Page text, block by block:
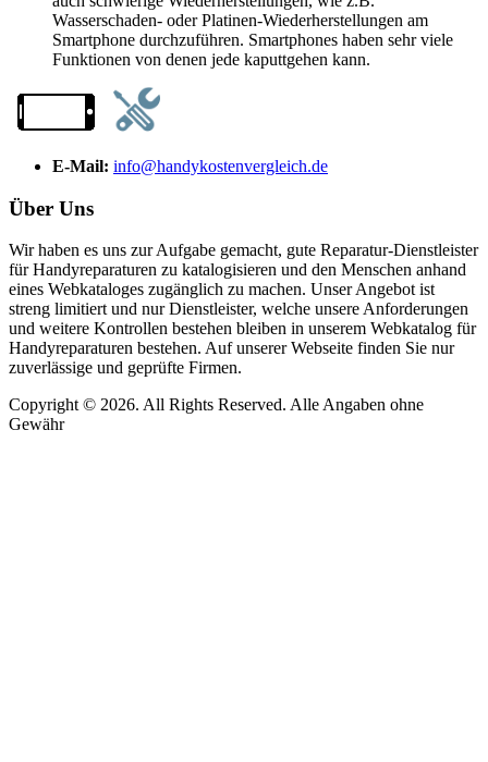
Wasserschaden- oder Platinen-Wiederherstellungen am
Smartphone durchzuführen. Smartphones haben sehr viele
Funktionen von denen jede kaputtgehen kann.
E-Mail: info@handykostenvergleich.de
Über Uns
Wir haben es uns zur Aufgabe gemacht, gute Reparatur-Dienstleister
für Handyreparaturen zu katalogisieren und den Menschen anhand
eines Webkataloges zugänglich zu machen. Unser Angebot ist
streng limitiert und nur Dienstleister, welche unsere Anforderungen
und weitere Kontrollen bestehen bleiben in unserem Webkatalog für
Handyreparaturen bestehen. Auf unserer Webseite finden Sie nur
zuverlässige und geprüfte Firmen.
Copyright © 2026. All Rights Reserved. Alle Angaben ohne
Gewähr